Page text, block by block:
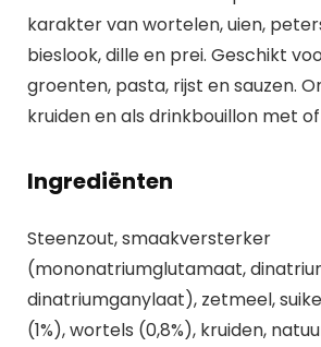
karakter van wortelen, uien,
bieslook, dille en prei. Geschikt
groenten, pasta, rijst en sauzen.
kruiden en als drinkbouillon met
Ingrediënten
Steenzout, smaakversterker
(mononatriumglutamaat,
dinatriumganylaat), zetmeel,
(1%), wortels (0,8%), kruiden,